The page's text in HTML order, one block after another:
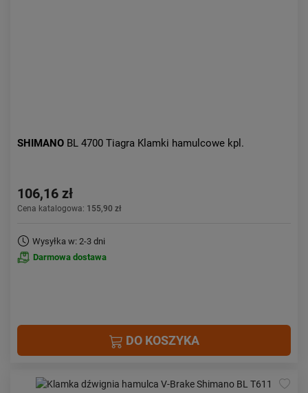
SHIMANO BL 4700 Tiagra Klamki hamulcowe kpl.
106,16 zł
Cena katalogowa: 155,90 zł
Wysyłka w: 2-3 dni
Darmowa dostawa
DO KOSZYKA